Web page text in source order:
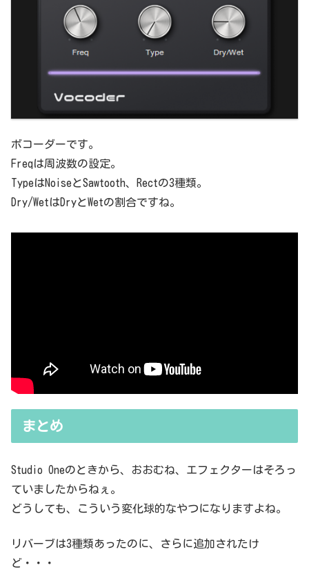
ボコーダーです。
Freqは周波数の設定。
TypeはNoiseとSawtooth、Rectの3種類。
Dry/WetはDryとWetの割合ですね。
まとめ
Studio Oneのときから、おおむね、エフェクターはそろっ
ていましたからねぇ。
どうしても、こういう変化球的なやつになりますよね。
リバーブは3種類あったのに、さらに追加されたけ
ど・・・